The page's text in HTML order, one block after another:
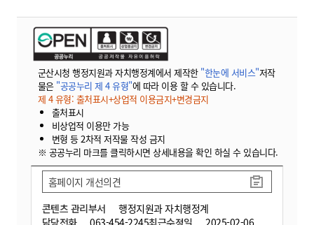
군산시청 행정지원과 자치행정계에서 제작한 "한눈에 서비스"저작
물은 "공공누리 제 4 유형"에 따라 이용 할 수 있습니다.
제 4 유형: 출처표시+상업적 이용금지+변경금지
출처표시
비상업적 이용만 가능
변형 등 2차적 저작물 작성 금지
※ 공공누리 마크를 클릭하시면 상세내용을 확인 하실 수 있습니다.
콘텐츠 관리부서
행정지원과 자치행정계
담당전화
063-454-2245최근수정일 2025-02-06
홈페이지 개선의견